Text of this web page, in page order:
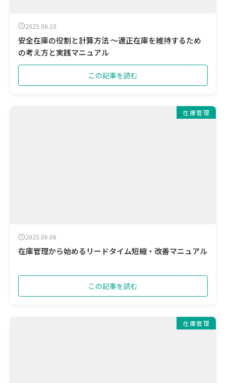
2025.06.10
安全在庫の役割と計算方法 ～適正在庫を維持するため
の考え方と実践マニュアル
この記事を読む
在庫管理
2025.06.06
在庫管理から始めるリードタイム短縮・改善マニュアル
この記事を読む
在庫管理